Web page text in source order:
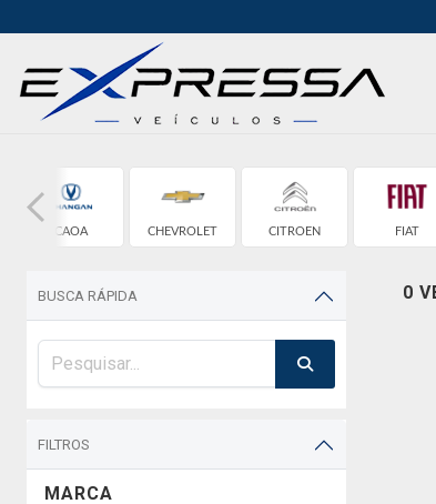
CAOA CHEVROLET CITROEN FIAT
BUSCA RÁPIDA
FILTROS
MARCA
0